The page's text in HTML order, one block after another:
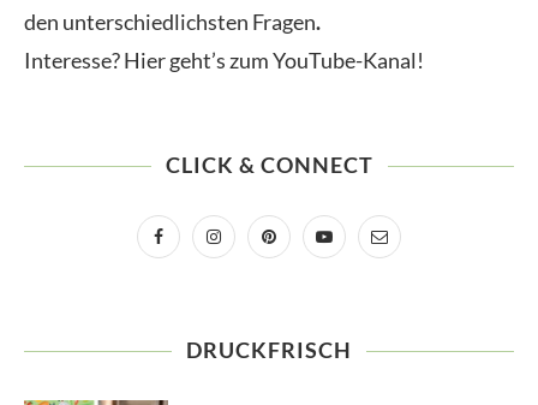
den unterschiedlichsten Fragen.
Interesse? Hier geht’s zum YouTube-Kanal!
CLICK & CONNECT
DRUCKFRISCH